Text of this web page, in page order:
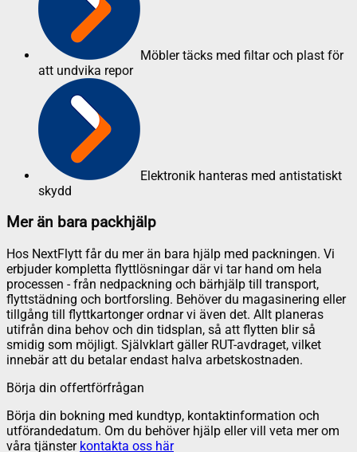
Möbler täcks med filtar och plast för
att undvika repor
Elektronik hanteras med antistatiskt
skydd
Mer än bara packhjälp
Hos NextFlytt får du mer än bara hjälp med packningen. Vi
erbjuder kompletta flyttlösningar där vi tar hand om hela
processen - från nedpackning och bärhjälp till transport,
flyttstädning och bortforsling. Behöver du magasinering eller
tillgång till flyttkartonger ordnar vi även det. Allt planeras
utifrån dina behov och din tidsplan, så att flytten blir så
smidig som möjligt. Självklart gäller RUT-avdraget, vilket
innebär att du betalar endast halva arbetskostnaden.
Börja din offertförfrågan
Börja din bokning med kundtyp, kontaktinformation och
utförandedatum. Om du behöver hjälp eller vill veta mer om
våra tjänster kontakta oss här